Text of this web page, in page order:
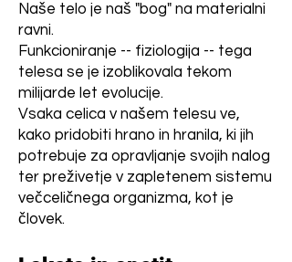
Naše telo je naš "bog" na materialni
ravni.
Funkcioniranje -- fiziologija -- tega
telesa se je izoblikovala tekom
milijarde let evolucije.
Vsaka celica v našem telesu ve,
kako pridobiti hrano in hranila, ki jih
potrebuje za opravljanje svojih nalog
ter preživetje v zapletenem sistemu
večceličnega organizma, kot je
človek.